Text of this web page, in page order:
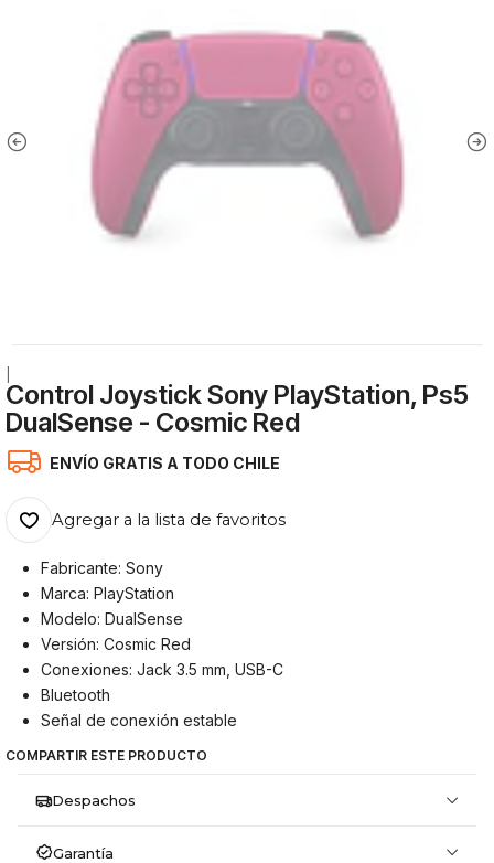
Control Joystick Sony PlayStation, Ps5
DualSense - Cosmic Red
ENVÍO GRATIS A TODO CHILE
Agregar a la lista de favoritos
Fabricante: Sony
Marca: PlayStation
Modelo: DualSense
Versión: Cosmic Red
Conexiones: Jack 3.5 mm, USB-C
Bluetooth
Señal de conexión estable
COMPARTIR ESTE PRODUCTO
Despachos
Garantía